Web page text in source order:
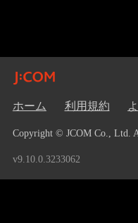
ホーム 利用規約
Copyright © JCOM Co., Ltd.
v9.10.0.3233062